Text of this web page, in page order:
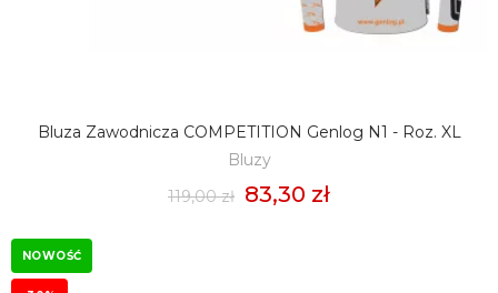
DODAJ DO KOSZYKA
Bluza Zawodnicza COMPETITION Genlog N1 - Roz. XL
Bluzy
119,00 zł 83,30 zł
NOWOŚĆ